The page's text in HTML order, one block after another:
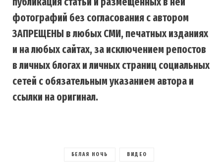
фотографий без согласования с автором
ЗАПРЕЩЕНЫ в любых СМИ, печатных изданиях
и на любых сайтах, за исключением репостов
в личных блогах и личных страниц социальных
сетей с обязательным указанием автора и
ссылки на оригинал.
БЕЛАЯ НОЧЬ ВИДЕО